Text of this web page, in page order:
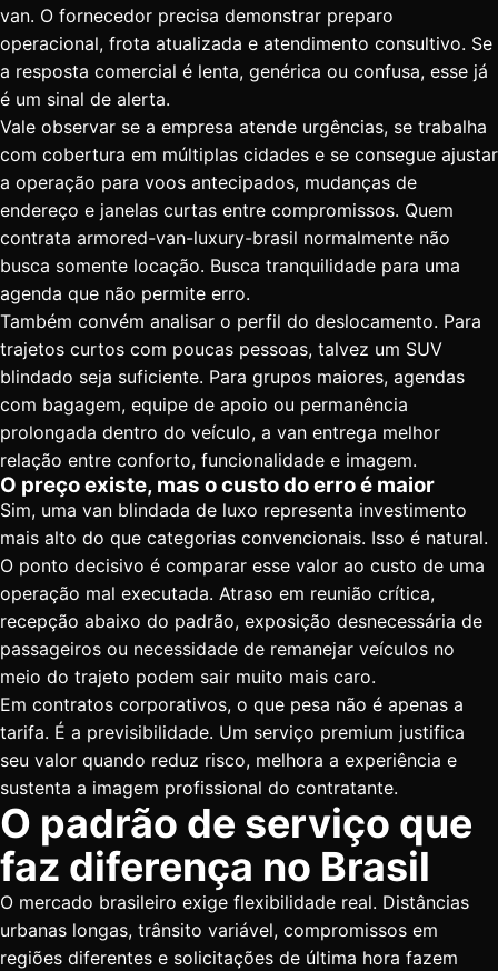
van. O fornecedor precisa demonstrar preparo
operacional, frota atualizada e atendimento consultivo. Se
a resposta comercial é lenta, genérica ou confusa, esse já
é um sinal de alerta.
Vale observar se a empresa atende urgências, se trabalha
com cobertura em múltiplas cidades e se consegue ajustar
a operação para voos antecipados, mudanças de
endereço e janelas curtas entre compromissos. Quem
contrata armored-van-luxury-brasil normalmente não
busca somente locação. Busca tranquilidade para uma
agenda que não permite erro.
Também convém analisar o perfil do deslocamento. Para
trajetos curtos com poucas pessoas, talvez um SUV
blindado seja suficiente. Para grupos maiores, agendas
com bagagem, equipe de apoio ou permanência
prolongada dentro do veículo, a van entrega melhor
relação entre conforto, funcionalidade e imagem.
O preço existe, mas o custo do erro é maior
Sim, uma van blindada de luxo representa investimento
mais alto do que categorias convencionais. Isso é natural.
O ponto decisivo é comparar esse valor ao custo de uma
operação mal executada. Atraso em reunião crítica,
recepção abaixo do padrão, exposição desnecessária de
passageiros ou necessidade de remanejar veículos no
meio do trajeto podem sair muito mais caro.
Em contratos corporativos, o que pesa não é apenas a
tarifa. É a previsibilidade. Um serviço premium justifica
seu valor quando reduz risco, melhora a experiência e
sustenta a imagem profissional do contratante.
O padrão de serviço que
faz diferença no Brasil
O mercado brasileiro exige flexibilidade real. Distâncias
urbanas longas, trânsito variável, compromissos em
regiões diferentes e solicitações de última hora fazem